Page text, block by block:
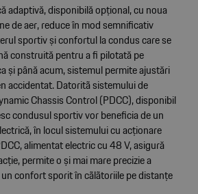
adaptivă, disponibilă opțional, cu noua
de aer, reduce în mod semnificativ
sportiv și confortul la condus care se
construită pentru a fi pilotată pe
și până acum, sistemul permite ajustări
accidentat. Datoritã sistemului de
Chassis Control (PDCC), disponibil
condusul sportiv vor beneficia de un
în locul sistemului cu acționare
alimentat electric cu 48 V, asigură
permite o și mai mare precizie a
confort sporit în cãlãtoriile pe distanțe